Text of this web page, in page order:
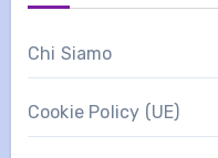
Chi Siamo
Cookie Policy (UE)